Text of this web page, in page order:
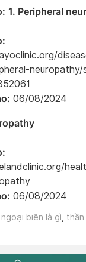
1. Peripheral
neuropathy/
06/08/2024
06/08/2024
biên là gì, thần